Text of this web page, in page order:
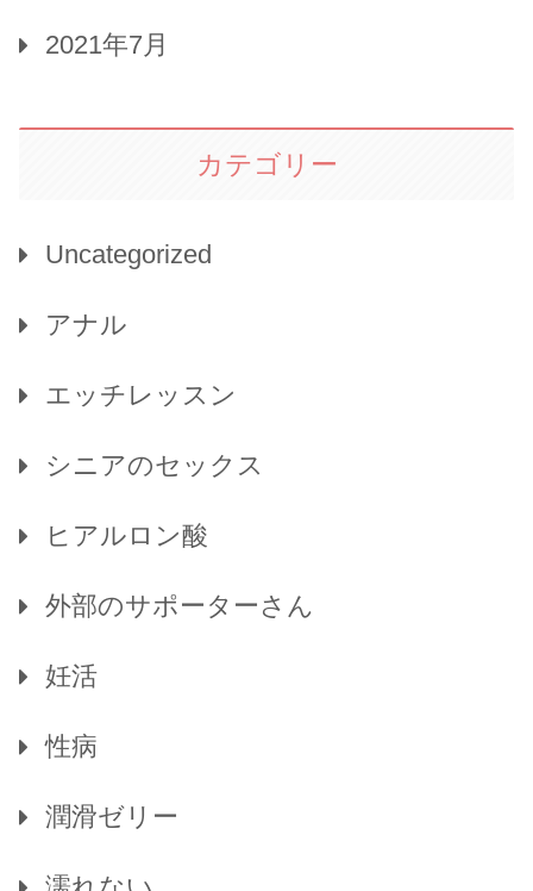
2021年7月
カテゴリー
Uncategorized
アナル
エッチレッスン
シニアのセックス
ヒアルロン酸
外部のサポーターさん
妊活
性病
潤滑ゼリー